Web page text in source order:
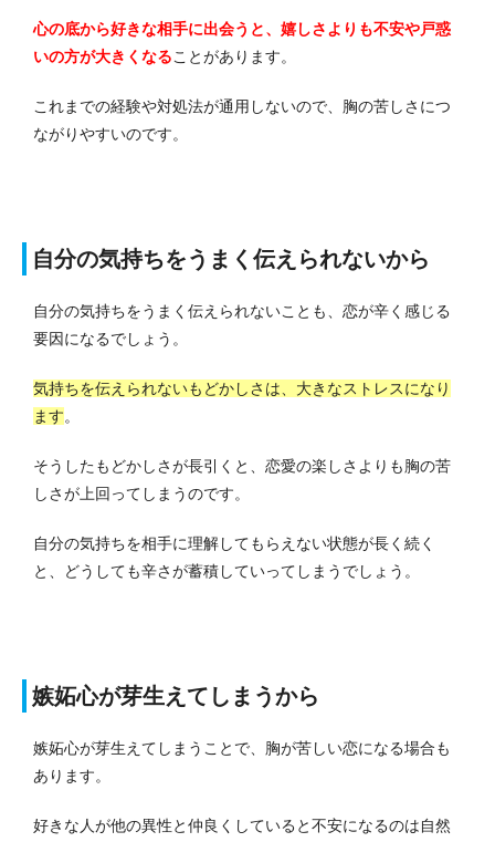
心の底から好きな相手に出会うと、嬉しさよりも不安や戸惑
いの方が大きくなることがあります。
これまでの経験や対処法が通用しないので、胸の苦しさにつ
ながりやすいのです。
自分の気持ちをうまく伝えられないから
自分の気持ちをうまく伝えられないことも、恋が辛く感じる
要因になるでしょう。
気持ちを伝えられないもどかしさは、大きなストレスになり
ます。
そうしたもどかしさが長引くと、恋愛の楽しさよりも胸の苦
しさが上回ってしまうのです。
自分の気持ちを相手に理解してもらえない状態が長く続く
と、どうしても辛さが蓄積していってしまうでしょう。
嫉妬心が芽生えてしまうから
嫉妬心が芽生えてしまうことで、胸が苦しい恋になる場合も
あります。
好きな人が他の異性と仲良くしていると不安になるのは自然